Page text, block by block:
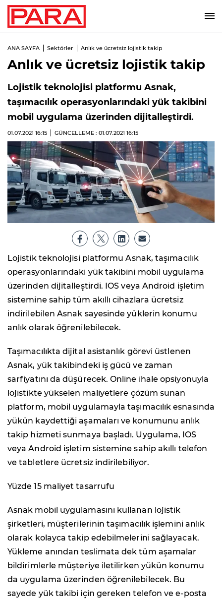
ANA SAYFA Sektörler Anlık ve ücretsiz lojistik takip
Anlık ve ücretsiz lojistik takip
Lojistik teknolojisi platformu Asnak,
taşımacılık operasyonlarındaki yük takibini
mobil uygulama üzerinden dijitalleştirdi.
01.07.2021 16:15 GÜNCELLEME : 01.07.2021 16:15
Lojistik teknolojisi platformu Asnak, taşımacılık
operasyonlarındaki yük takibini mobil uygulama
üzerinden dijitalleştirdi. IOS veya Android işletim
sistemine sahip tüm akıllı cihazlara ücretsiz
indirilebilen Asnak sayesinde yüklerin konumu
anlık olarak öğrenilebilecek.
Taşımacılıkta dijital asistanlık görevi üstlenen
Asnak, yük takibindeki iş gücü ve zaman
sarfiyatını da düşürecek. Online ihale opsiyonuyla
lojistikte yükselen maliyetlere çözüm sunan
platform, mobil uygulamayla taşımacılık esnasında
yükün kaydettiği aşamaları ve konumunu anlık
takip hizmeti sunmaya başladı. Uygulama, IOS
veya Android işletim sistemine sahip akıllı telefon
ve tabletlere ücretsiz indirilebiliyor.
Yüzde 15 maliyet tasarrufu
Asnak mobil uygulamasını kullanan lojistik
şirketleri, müşterilerinin taşımacılık işlemini anlık
olarak kolayca takip edebilmelerini sağlayacak.
Yükleme anından teslimata dek tüm aşamalar
bildirimlerle müşteriye iletilirken yükün konumu
da uygulama üzerinden öğrenilebilecek. Bu
sayede yük takibi için gereken telefon ve e-posta